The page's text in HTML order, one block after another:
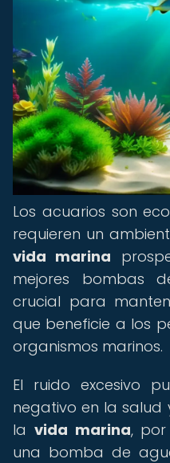
Los acuarios son
requieren un
vida marina
mejores bombas
crucial para
que beneficie a los
organismos marinos.
El ruido excesivo
negativo en la
la vida marina,
una bomba de